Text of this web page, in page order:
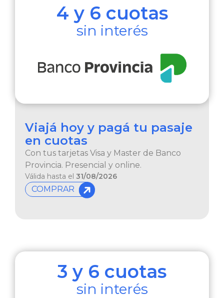
4 y 6 cuotas
sin interés​
Viajá hoy y pagá tu pasaje
en cuotas
Con tus tarjetas Visa y Master de Banco
Provincia. Presencial y online.
Válida hasta el 31/08/2026
COMPRAR
3 y 6 cuotas
sin interés​